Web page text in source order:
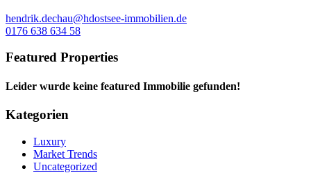
hendrik.dechau@hdostsee-immobilien.de
0176 638 634 58
Featured Properties
Leider wurde keine featured Immobilie gefunden!
Kategorien
Luxury
Market Trends
Uncategorized